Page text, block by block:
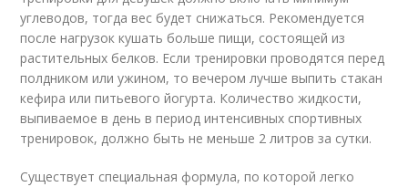
углеводов, тогда вес будет снижаться. Рекомендуется
после нагрузок кушать больше пищи, состоящей из
растительных белков. Если тренировки проводятся перед
полдником или ужином, то вечером лучше выпить стакан
кефира или питьевого йогурта. Количество жидкости,
выпиваемое в день в период интенсивных спортивных
тренировок, должно быть не меньше 2 литров за сутки.
Существует специальная формула, по которой легко